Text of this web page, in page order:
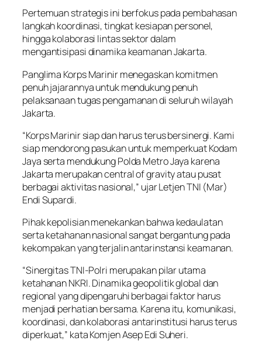
Pertemuan strategis ini berfokus pada pembahasan
langkah koordinasi, tingkat kesiapan personel,
hingga kolaborasi lintas sektor dalam
mengantisipasi dinamika keamanan Jakarta.
Panglima Korps Marinir menegaskan komitmen
penuh jajarannya untuk mendukung penuh
pelaksanaan tugas pengamanan di seluruh wilayah
Jakarta.
“Korps Marinir siap dan harus terus bersinergi. Kami
siap mendorong pasukan untuk memperkuat Kodam
Jaya serta mendukung Polda Metro Jaya karena
Jakarta merupakan central of gravity atau pusat
berbagai aktivitas nasional,” ujar Letjen TNI (Mar)
Endi Supardi.
Pihak kepolisian menekankan bahwa kedaulatan
serta ketahanan nasional sangat bergantung pada
kekompakan yang terjalin antarinstansi keamanan.
“Sinergitas TNI-Polri merupakan pilar utama
ketahanan NKRI. Dinamika geopolitik global dan
regional yang dipengaruhi berbagai faktor harus
menjadi perhatian bersama. Karena itu, komunikasi,
koordinasi, dan kolaborasi antarinstitusi harus terus
diperkuat,” kata Komjen Asep Edi Suheri.